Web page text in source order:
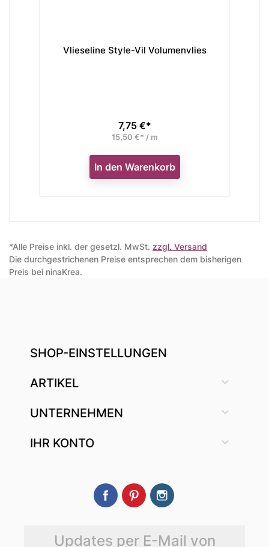
Vlieseline Style-Vil Volumenvlies
Preis
7,75 €*
15,50 €* / m
In den Warenkorb
*Alle Preise inkl. der gesetzl. MwSt. zzgl. Versand
Die durchgestrichenen Preise entsprechen dem bisherigen
Preis bei ninaKrea.
SHOP-EINSTELLUNGEN
ARTIKEL 
UNTERNEHMEN 
IHR KONTO 
FacebookPinterest
Updates per E-Mail von